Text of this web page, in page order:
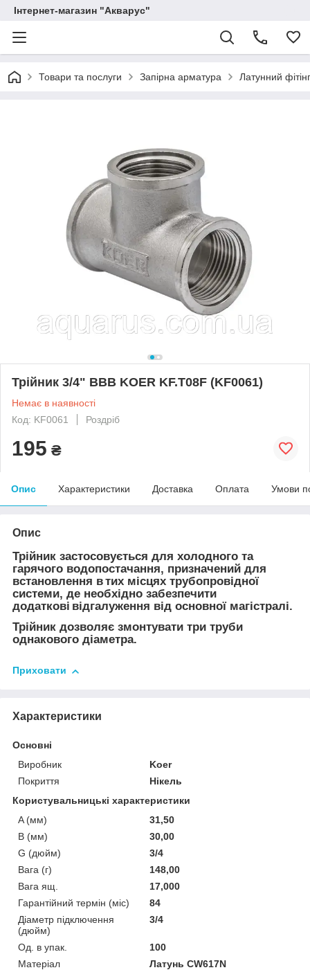
Інтернет-магазин "Акварус"
Товари та послуги Запірна арматура Латунний
Трійник 3/4" ВВВ KOER KF.T08F (KF0061)
Немає в наявності
Код: KF0061
Роздріб
195 ₴
Опис Характеристики Доставка Оплата Умови
Опис
Трійник застосовується для холодного та
гарячого водопостачання, призначений для
встановлення в тих місцях трубопровідної
системи, де необхідно забезпечити
додаткові відгалуження від основної магістралі.
Трійник дозволяє змонтувати три труби
однакового діаметра.
Приховати
Характеристики
Основні
Виробник
Koer
Покриття
Нікель
Користувальницькі характеристики
A (мм)
31,50
B (мм)
30,00
G (дюйм)
3/4
Вага (г)
148,00
Вага ящ.
17,000
Гарантійний термін (міс)
84
Діаметр підключення
(дюйм)
3/4
Од. в упак.
100
Матеріал
Латунь CW617N